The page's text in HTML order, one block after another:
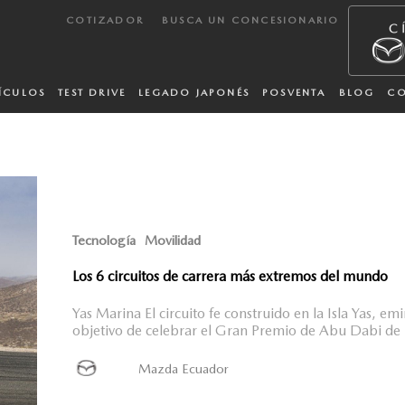
COTIZADOR BUSCA UN CONCESIONARIO
TEST DRIVE LEGADO JAPONÉS POSVENTA BLOG
Tecnología Movilidad
Los 6 circuitos de carrera más extremos del mundo
Yas Marina El circuito fe construido en la Isla Yas,
objetivo de celebrar el Gran Premio de Abu Dabi
Mazda Ecuador